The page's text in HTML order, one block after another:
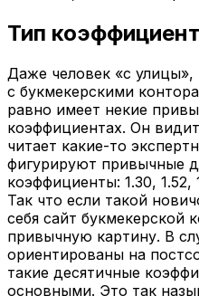
Тип
Даже человек «с
с букмекерскими
равно имеет некие
коэффициентах. Он
читает какие-то
фигурируют привычные
коэффициенты: 1.30, 1.52,
Так что если такой
себя сайт букмекерской
привычную картину. В
ориентированы на
такие десятичные
основными. Это так